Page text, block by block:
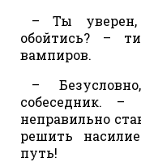
– Ты
обойтись? –
вампиров.
–
собеседник.
неправильно
решить
путь!